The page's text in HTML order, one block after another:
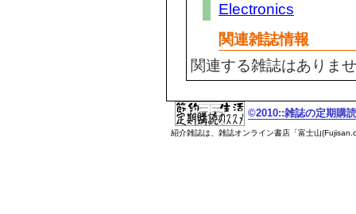
Electronics
関連雑誌情報
関連する雑誌はありま
©2010::雑誌の定期購
紹介雑誌は、雑誌オンライン書店「富士山